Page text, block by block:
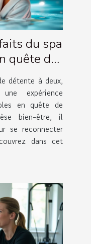
du spa
quête de
détente à deux,
expérience
en quête de
bien-être, il
se reconnecter
dans cet